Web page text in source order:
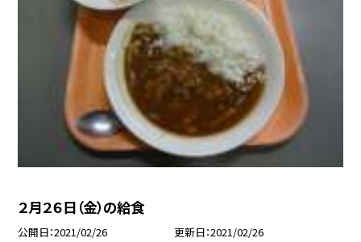
２月２６日（金）の給食
公開日 2021/02/26 更新日 2021/02/26